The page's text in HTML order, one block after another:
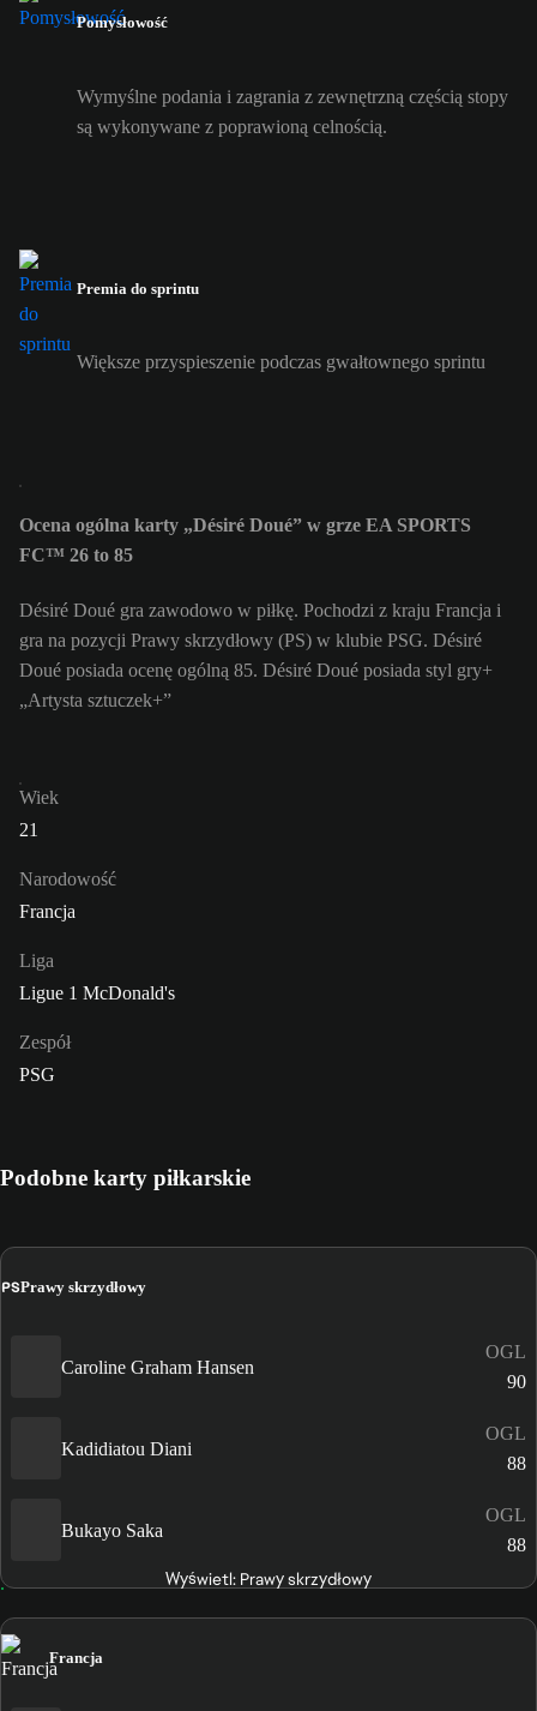
Pomysłowość
Wymyślne podania i zagrania z zewnętrzną częścią stopy
są wykonywane z poprawioną celnością.
Premia do sprintu
Większe przyspieszenie podczas gwałtownego sprintu
Ocena ogólna karty „Désiré Doué” w grze EA SPORTS
FC™ 26 to 85
Désiré Doué gra zawodowo w piłkę. Pochodzi z kraju Francja i
gra na pozycji Prawy skrzydłowy (PS) w klubie PSG. Désiré
Doué posiada ocenę ogólną 85. Désiré Doué posiada styl gry+
„Artysta sztuczek+”
Wiek
21
Narodowość
Francja
Liga
Ligue 1 McDonald's
Zespół
PSG
Podobne karty piłkarskie
PSPrawy skrzydłowy
Caroline Graham Hansen
OGL
90
Kadidiatou Diani
OGL
88
Bukayo Saka
OGL
88
Wyświetl: Prawy skrzydłowy
Francja